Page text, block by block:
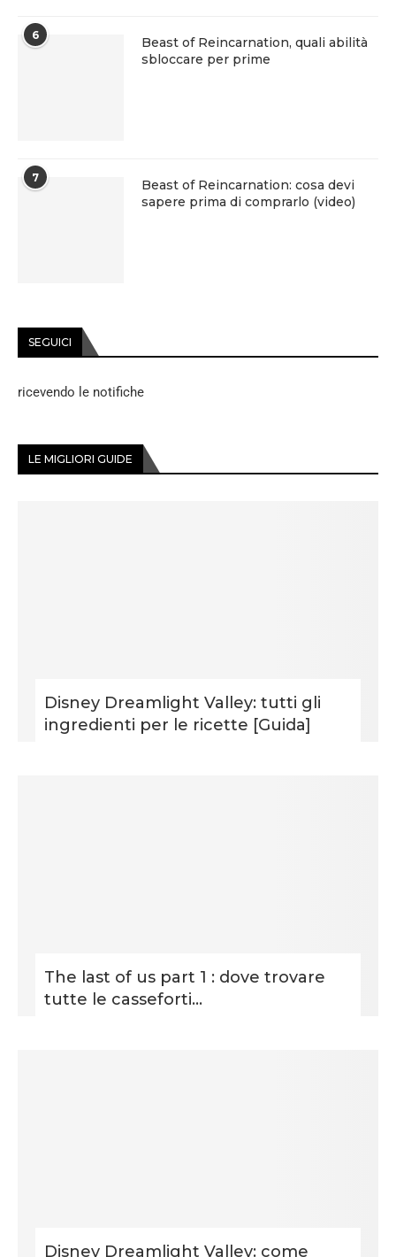
6
Beast of Reincarnation, quali abilità
sbloccare per prime
7
Beast of Reincarnation: cosa devi
sapere prima di comprarlo (video)
SEGUICI
ricevendo le notifiche
LE MIGLIORI GUIDE
Disney Dreamlight Valley: tutti gli
ingredienti per le ricette [Guida]
The last of us part 1 : dove trovare
tutte le casseforti...
Disney Dreamlight Valley: come